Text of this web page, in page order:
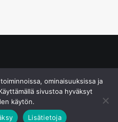
ominaisuuksissa ja
sivustoa hyväksyt
käytön.
Lisätietoja